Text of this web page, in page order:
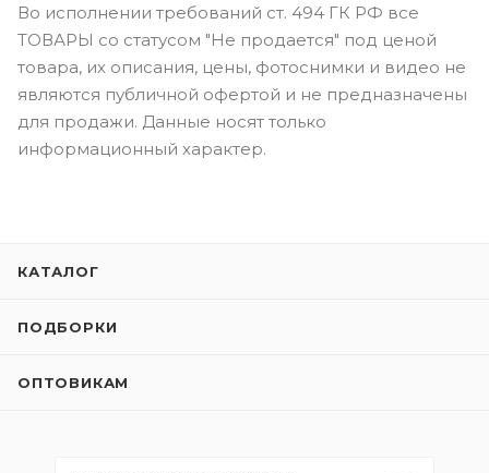
Во исполнении требований ст. 494 ГК РФ все
ТОВАРЫ со статусом "Не продается" под ценой
товара, их описания, цены, фотоснимки и видео не
являются публичной офертой и не предназначены
для продажи. Данные носят только
информационный характер.
КАТАЛОГ
ПОДБОРКИ
ОПТОВИКАМ